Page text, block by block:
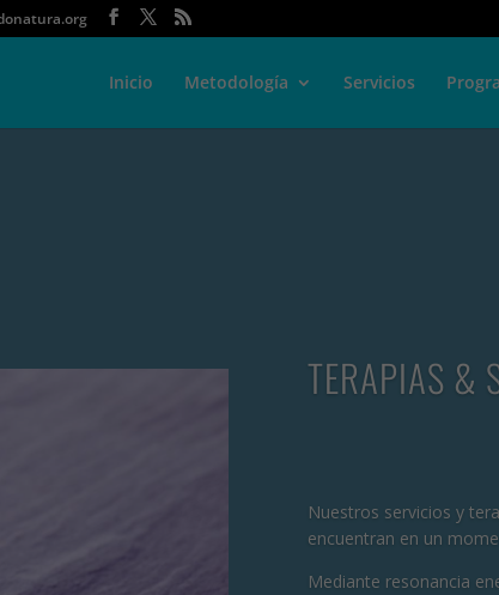
Inicio Metodología Servicios
TERAPIAS &
Nuestros servicios y
encuentran en un
Mediante resonancia